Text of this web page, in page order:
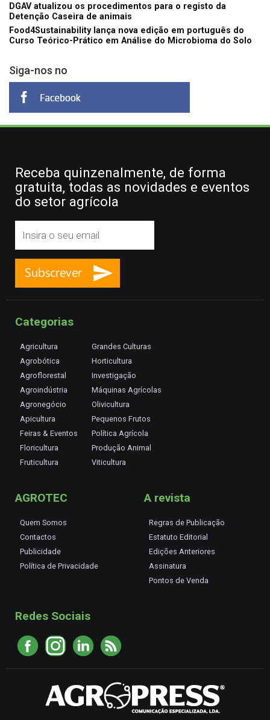
DGAV atualizou os procedimentos para o registo da
Detenção Caseira de animais
Food4Sustainability lança nova edição em português do
Curso Teórico-Prático em Análise do Microbioma do Solo
Siga-nos no
Receba quinzenalmente, de forma
gratuita, todas as novidades e eventos
do setor agrícola
Categorias
Agricultura
Agrobótica
Agroflorestal
Agroindústria
Agronegócio
Apicultura
Feiras & Eventos
Floricultura
Fruticultura
Grandes Culturas
Horticultura
Investigação
Máquinas Agrícolas
Olivicultura
Pequenos Frutos
Política Agrícola
Produção Animal
Viticultura
AGROTEC
Quem Somos
Contactos
Publicidade
Política de Privacidade
A revista
Regras de Publicação
Estatuto Editorial
Edições Anteriores
Assinatura
Pontos de Venda
Redes Sociais